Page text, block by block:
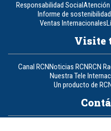
Responsabilidad Social
Informe de sostenibilidad
Ventas Internacionales
Visite
Canal RCNNoticias RCNRCN
Nuestra Tele
Un producto de